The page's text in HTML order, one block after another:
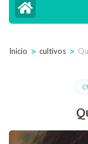
Inicio > cultivos >